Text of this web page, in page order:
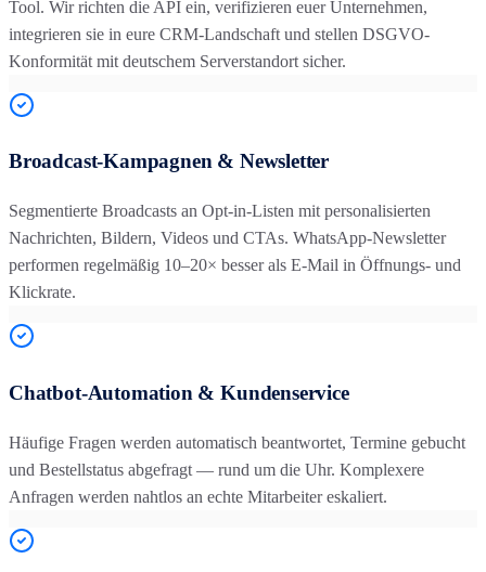
Tool. Wir richten die API ein, verifizieren euer Unternehmen,
integrieren sie in eure CRM-Landschaft und stellen DSGVO-
Konformität mit deutschem Serverstandort sicher.
Broadcast-Kampagnen & Newsletter
Segmentierte Broadcasts an Opt-in-Listen mit personalisierten
Nachrichten, Bildern, Videos und CTAs. WhatsApp-Newsletter
performen regelmäßig 10–20× besser als E-Mail in Öffnungs- und
Klickrate.
Chatbot-Automation & Kundenservice
Häufige Fragen werden automatisch beantwortet, Termine gebucht
und Bestellstatus abgefragt — rund um die Uhr. Komplexere
Anfragen werden nahtlos an echte Mitarbeiter eskaliert.